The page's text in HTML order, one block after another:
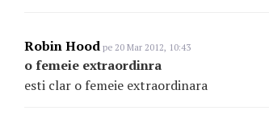
Robin Hood pe 20 Mar 2012, 10:43
o femeie extraordinra
esti clar o femeie extraordinara